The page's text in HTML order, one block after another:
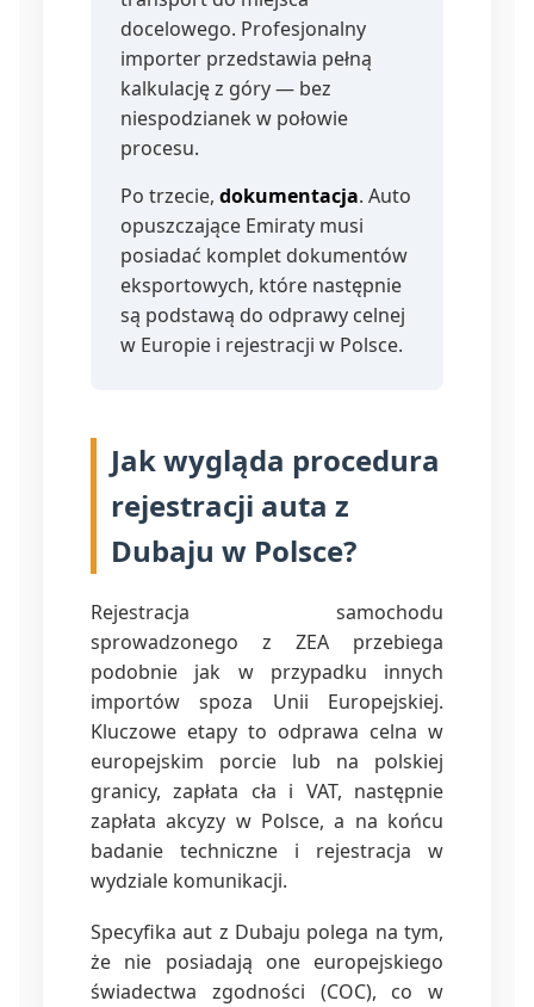
docelowego. Profesjonalny
importer przedstawia pełną
kalkulację z góry — bez
niespodzianek w połowie
procesu.
Po trzecie, dokumentacja. Auto
opuszczające Emiraty musi
posiadać komplet dokumentów
eksportowych, które następnie
są podstawą do odprawy celnej
w Europie i rejestracji w Polsce.
Jak wygląda procedura
rejestracji auta z
Dubaju w Polsce?
Rejestracja samochodu
sprowadzonego z ZEA przebiega
podobnie jak w przypadku innych
importów spoza Unii Europejskiej.
Kluczowe etapy to odprawa celna w
europejskim porcie lub na polskiej
granicy, zapłata cła i VAT, następnie
zapłata akcyzy w Polsce, a na końcu
badanie techniczne i rejestracja w
wydziale komunikacji.
Specyfika aut z Dubaju polega na tym,
że nie posiadają one europejskiego
świadectwa zgodności (COC), co w